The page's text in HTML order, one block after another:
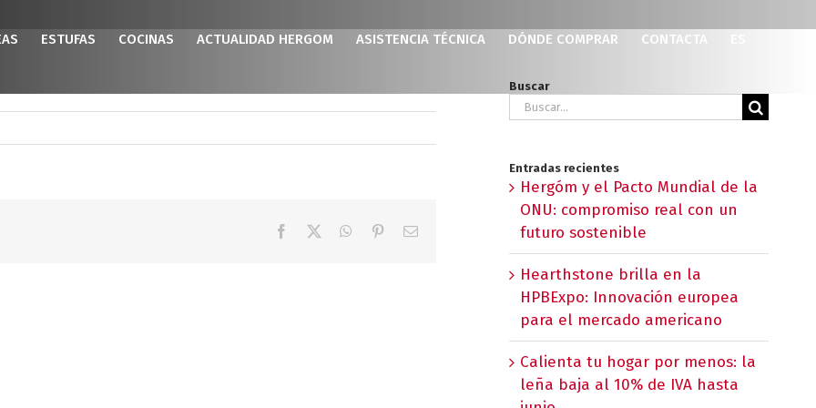
ESTUFAS COCINAS ACTUALIDAD HERGOM ASISTENCIA TÉCNICA DÓNDE COMPRAR CONTACTA
Facebook WhatsApp
PinterestCorreo
Buscar
Buscar:
Entradas recientes
Hergóm y el Pacto Mundial de la
ONU: compromiso real con un
futuro sostenible
Hearthstone brilla en la
HPBExpo: Innovación europea
para el mercado americano
Calienta tu hogar por menos: la
leña baja al 10% de IVA hasta